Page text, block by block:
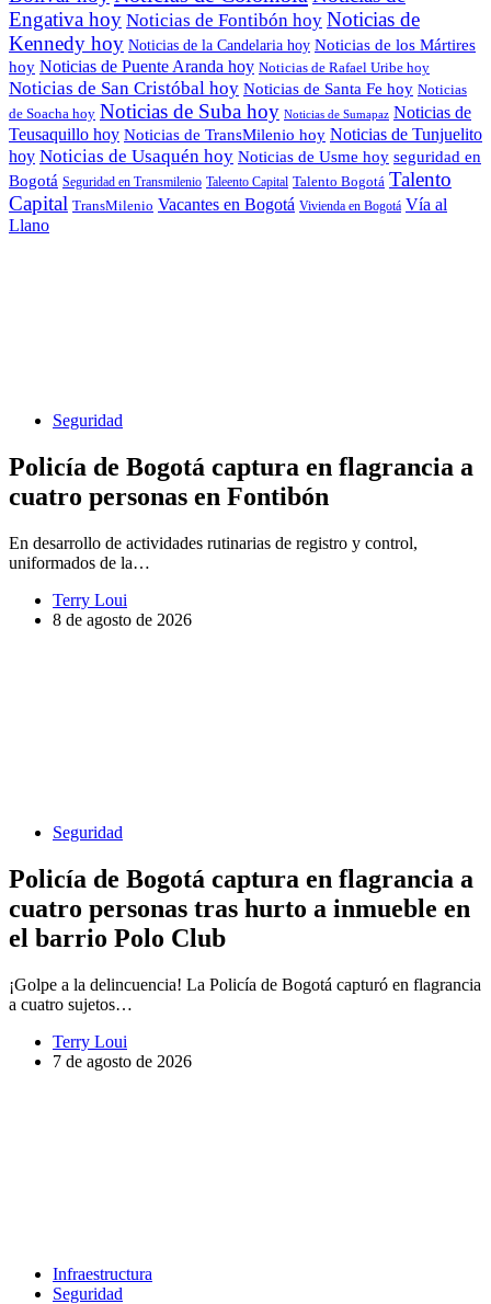
Engativa hoy Noticias de Fontibón hoy Noticias de
Kennedy hoy Noticias de la Candelaria hoy Noticias de los Mártires
hoy Noticias de Puente Aranda hoy Noticias de Rafael Uribe hoy
Noticias de San Cristóbal hoy Noticias de Santa Fe hoy Noticias
de Soacha hoy Noticias de Suba hoy Noticias de Sumapaz Noticias de
Teusaquillo hoy Noticias de TransMilenio hoy Noticias de Tunjuelito
hoy Noticias de Usaquén hoy Noticias de Usme hoy seguridad en
Bogotá Seguridad en Transmilenio Taleento Capital Talento Bogotá Talento
Capital TransMilenio Vacantes en Bogotá Vivienda en Bogotá Vía al
Llano
Seguridad
Policía de Bogotá captura en flagrancia a
cuatro personas en Fontibón
En desarrollo de actividades rutinarias de registro y control,
uniformados de la…
Terry Loui
8 de agosto de 2026
Seguridad
Policía de Bogotá captura en flagrancia a
cuatro personas tras hurto a inmueble en
el barrio Polo Club
¡Golpe a la delincuencia! La Policía de Bogotá capturó en flagrancia
a cuatro sujetos…
Terry Loui
7 de agosto de 2026
Infraestructura
Seguridad